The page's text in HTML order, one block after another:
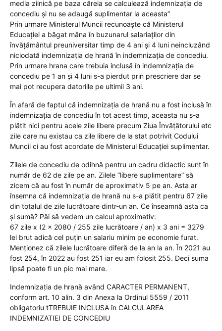
media zilnică pe baza căreia se calculează indemnizația de
concediu și nu se adaugă suplimentar la aceasta”
Prin urmare Ministerul Muncii recunoaște că Ministerul
Educației a băgat mâna în buzunarul salariaților din
învățământul preuniversitar timp de 4 ani și 4 luni neincluzând
niciodată indemnizația de hrană în indemnizația de concediu.
Prin urmare hrana care trebuia inclusă în indemnizația de
concediu pe 1 an și 4 luni s-a pierdut prin prescriere dar se
mai pot recupera datoriile pe ultimii 3 ani.
În afară de faptul că indemnizația de hrană nu a fost inclusă în
indemnizația de concediu în tot acest timp, aceasta nu s-a
plătit nici pentru acele zile libere precum Ziua Învățătorului etc
zile care nu existau ca zile libere de la stat potrivit Codului
Muncii ci au fost acordate de Ministerul Educației suplimentar.
Zilele de concediu de odihnă pentru un cadru didactic sunt în
număr de 62 de zile pe an. Zilele ”libere suplimentare” să
zicem că au fost în număr de aproximativ 5 pe an. Asta ar
însemna că indemnizația de hrană nu s-a plătit pentru 67 zile
din totalul de zile lucrătoare dintr-un an. Ce înseamnă asta ca
și sumă? Păi să vedem un calcul aproximativ:
67 zile x (2 x 2080 / 255 zile lucrătoare / an) x 3 ani = 3279
lei brut adică cel puțin un salariu minim pe economie furat.
Menționez că zilele lucrătoare diferă de la an la an. În 2021 au
fost 254, în 2022 au fost 251 iar eu am folosit 255. Deci suma
lipsă poate fi un pic mai mare.
Indemnizaţia de hrană având CARACTER PERMANENT,
conform art. 10 alin. 3 din Anexa la Ordinul 5559 / 2011
obligatoriu tTREBUIE INCLUSA în CALCULAREA
INDEMNIZATIEI DE CONCEDIU